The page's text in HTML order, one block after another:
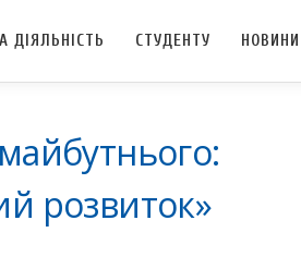
ДІЯЛЬНІСТЬ СТУДЕНТУ НОВИНИ
розвиток»